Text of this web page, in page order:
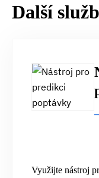
Další
Nástroj
pro
Nástroj
pro
predikci
Využijte nástroj